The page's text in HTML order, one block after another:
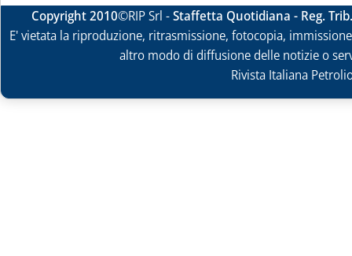
Copyright 2010©RIP Srl -Staffetta Quotidiana - Reg.
E' vietata la riproduzione, ritrasmissione, fotocopia,
altro modo di diffusione delle notizie o
Rivista Italiana